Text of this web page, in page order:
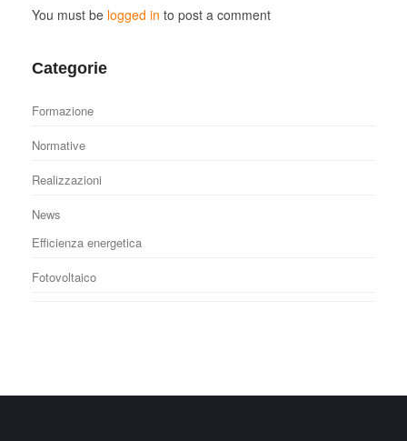
You must be logged in to post a comment
Categorie
Formazione
Normative
Realizzazioni
News
Efficienza energetica
Fotovoltaico